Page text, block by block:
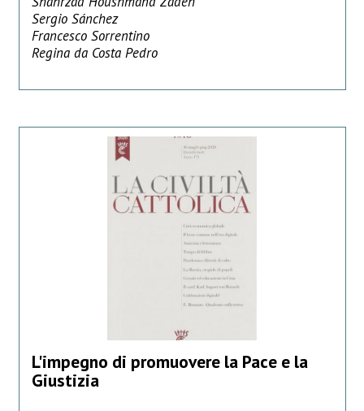
Sergio Sánchez
Francesco Sorrentino
Regina da Costa Pedro
L'impegno di promuovere la Pace e la
Giustizia